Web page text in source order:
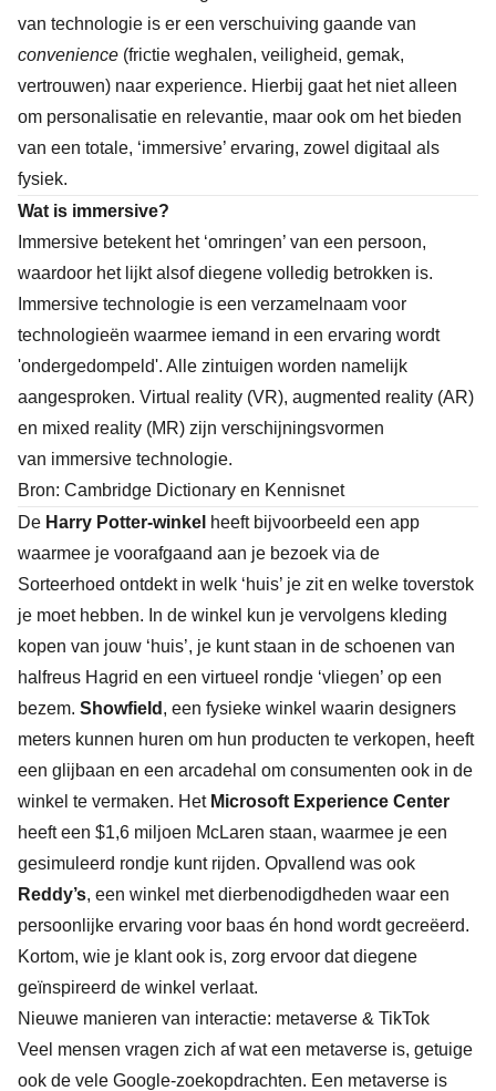
van technologie is er een verschuiving gaande van
convenience (frictie weghalen, veiligheid, gemak,
vertrouwen) naar experience. Hierbij gaat het niet alleen
om personalisatie en relevantie, maar ook om het bieden
van een totale, ‘immersive’ ervaring, zowel digitaal als
fysiek.
Wat is immersive?
Immersive betekent het ‘omringen’ van een persoon,
waardoor het lijkt alsof diegene volledig betrokken is.
Immersive technologie is een verzamelnaam voor
technologieën waarmee iemand in een ervaring wordt
'ondergedompeld'. Alle zintuigen worden namelijk
aangesproken. Virtual reality (VR), augmented reality (AR)
en mixed reality (MR) zijn verschijningsvormen
van immersive technologie.
Bron: Cambridge Dictionary en Kennisnet
De Harry Potter-winkel heeft bijvoorbeeld een app
waarmee je voorafgaand aan je bezoek via de
Sorteerhoed ontdekt in welk ‘huis’ je zit en welke toverstok
je moet hebben. In de winkel kun je vervolgens kleding
kopen van jouw ‘huis’, je kunt staan in de schoenen van
halfreus Hagrid en een virtueel rondje ‘vliegen’ op een
bezem. Showfield , een fysieke winkel waarin designers
meters kunnen huren om hun producten te verkopen, heeft
een glijbaan en een arcadehal om consumenten ook in de
winkel te vermaken. Het Microsoft Experience Center
heeft een $1,6 miljoen McLaren staan, waarmee je een
gesimuleerd rondje kunt rijden. Opvallend was ook
Reddy’s, een winkel met dierbenodigdheden waar een
persoonlijke ervaring voor baas én hond wordt gecreëerd.
Kortom, wie je klant ook is, zorg ervoor dat diegene
geïnspireerd de winkel verlaat.
Nieuwe manieren van interactie: metaverse & TikTok
Veel mensen vragen zich afwat een metaverse is, getuige
ook de vele Google-zoekopdrachten. Een metaverse is